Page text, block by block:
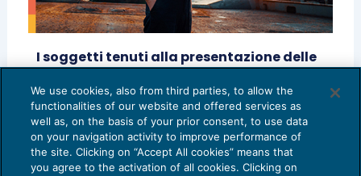
I soggetti tenuti alla presentazione delle
dichiarazioni doganali CBAM
IVA29/01/2024
diGuido Calderaro
We use cookies, also from third parties, to allow the
functionalities of our website and offered services as
well as, on the basis of your prior consent, to use data
on your navigation activity to improve performance of
the site. Clicking on “Accept All cookies” means that
you agree to the activation of all cookies. Clicking on